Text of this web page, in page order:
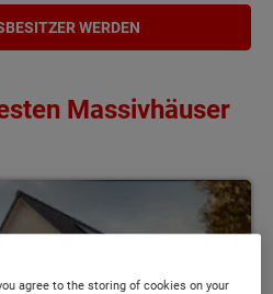
WERDEN
Massivhäuser
agree to the storing of cookies on your